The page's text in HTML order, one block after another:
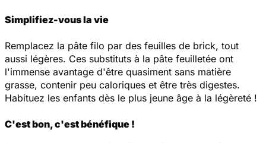
Simplifiez-vous la vie
Remplacez la pâte filo par des feuilles de brick, tout
aussi légères. Ces substituts à la pâte feuilletée ont
l'immense avantage d'être quasiment sans matière
grasse, contenir peu caloriques et être très digestes.
Habituez les enfants dès le plus jeune âge à la légèreté !
C'est bon, c'est bénéfique !